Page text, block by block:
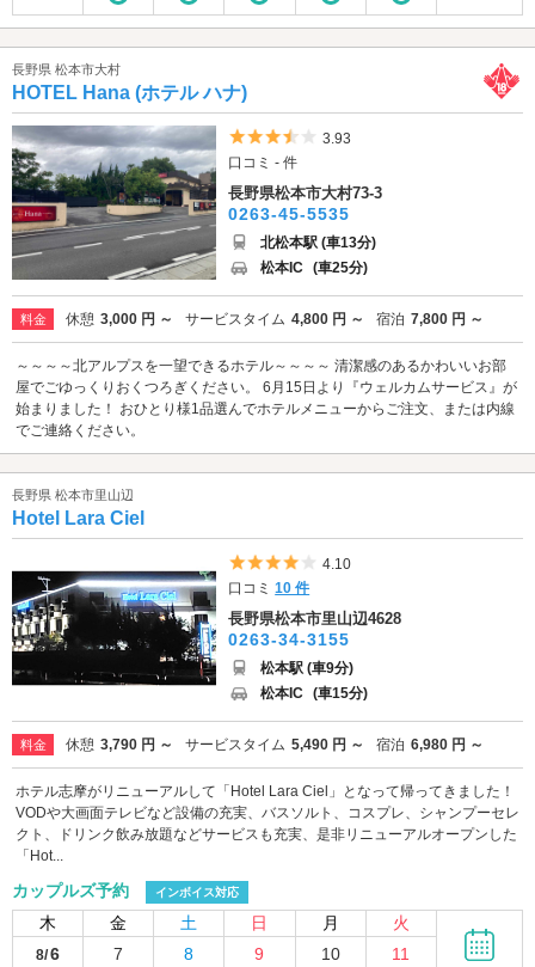
長野県 松本市大村
HOTEL Hana (ホテル ハナ)
5つ星のうち3.5
3.93
口コミ - 件
長野県松本市大村73-3
0263-45-5535
北松本駅 (車13分)
松本IC (車25分)
料金 休憩 3,000 円 ～ サービスタイム 4,800 円 ～ 宿泊 7,800 円 ～
～～～～北アルプスを一望できるホテル～～～～ 清潔感のあるかわいいお部
屋でごゆっくりおくつろぎください。 6月15日より『ウェルカムサービス』が
始まりました！ おひとり様1品選んでホテルメニューからご注文、または内線
でご連絡ください。
長野県 松本市里山辺
Hotel Lara Ciel
5つ星のうち4
4.10
口コミ10 件
長野県松本市里山辺4628
0263-34-3155
松本駅 (車9分)
松本IC (車15分)
料金 休憩 3,790 円 ～ サービスタイム 5,490 円 ～ 宿泊 6,980 円 ～
ホテル志摩がリニューアルして「Hotel Lara Ciel」となって帰ってきました！
VODや大画面テレビなど設備の充実、バスソルト、コスプレ、シャンプーセレ
クト、ドリンク飲み放題などサービスも充実、是非リニューアルオープンした
「Hot...
カップルズ予約 インボイス対応
木 金 土 日 月 火
8/6
7 8 9 10 11